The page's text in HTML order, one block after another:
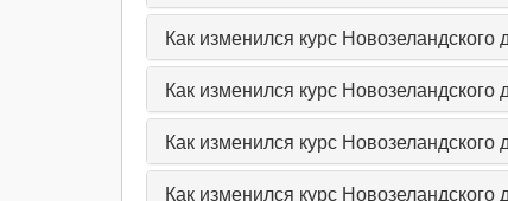
Как изменился курс
Как изменился курс
Как изменился курс
Как изменился курс